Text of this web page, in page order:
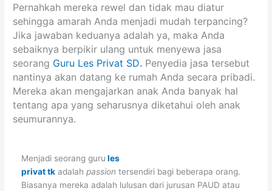
Pernahkah mereka rewel dan tidak mau diatur
sehingga amarah Anda menjadi mudah terpancing?
Jika jawaban keduanya adalah ya, maka Anda
sebaiknya berpikir ulang untuk menyewa jasa
seorang Guru Les Privat SD. Penyedia jasa tersebut
nantinya akan datang ke rumah Anda secara pribadi.
Mereka akan mengajarkan anak Anda banyak hal
tentang apa yang seharusnya diketahui oleh anak
seumurannya.
Menjadi seorang guru les
privat tkadalah passion tersendiri bagi beberapa orang.
Biasanya mereka adalah lulusan dari jurusan PAUD atau